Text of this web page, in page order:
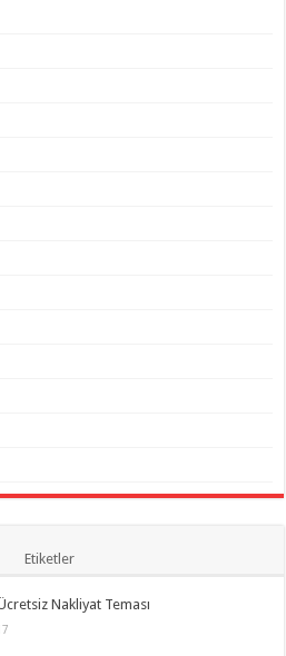
Etiketler
Nakliyat Teması